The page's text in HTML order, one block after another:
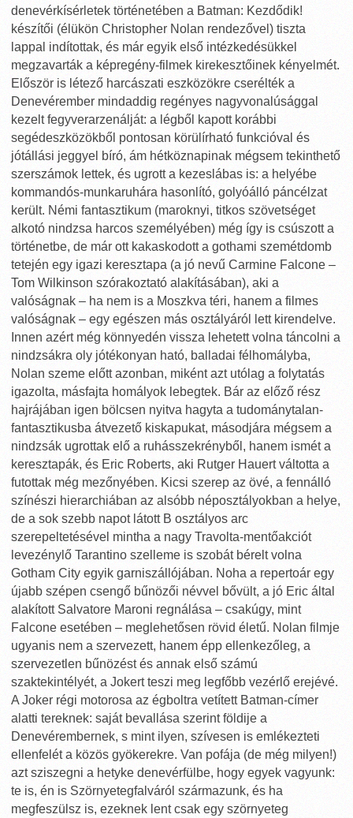
denevérkísérletek történetében a Batman: Kezdődik!
készítői (élükön Christopher Nolan rendezővel) tiszta
lappal indítottak, és már egyik első intézkedésükkel
megzavarták a képregény-filmek kirekesztőinek kényelmét.
Először is létező harcászati eszközökre cserélték a
Denevérember mindaddig regényes nagyvonalúsággal
kezelt fegyverarzenálját: a légből kapott korábbi
segédeszközökből pontosan körülírható funkcióval és
jótállási jeggyel bíró, ám hétköznapinak mégsem tekinthető
szerszámok lettek, és ugrott a kezeslábas is: a helyébe
kommandós-munkaruhára hasonlító, golyóálló páncélzat
került. Némi fantasztikum (maroknyi, titkos szövetséget
alkotó nindzsa harcos személyében) még így is csúszott a
történetbe, de már ott kakaskodott a gothami szemétdomb
tetején egy igazi keresztapa (a jó nevű Carmine Falcone –
Tom Wilkinson szórakoztató alakításában), aki a
valóságnak – ha nem is a Moszkva téri, hanem a filmes
valóságnak – egy egészen más osztályáról lett kirendelve.
Innen azért még könnyedén vissza lehetett volna táncolni a
nindzsákra oly jótékonyan ható, balladai félhomályba,
Nolan szeme előtt azonban, miként azt utólag a folytatás
igazolta, másfajta homályok lebegtek. Bár az előző rész
hajrájában igen bölcsen nyitva hagyta a tudománytalan-
fantasztikusba átvezető kiskapukat, másodjára mégsem a
nindzsák ugrottak elő a ruhásszekrényből, hanem ismét a
keresztapák, és Eric Roberts, aki Rutger Hauert váltotta a
futottak még mezőnyében. Kicsi szerep az övé, a fennálló
színészi hierarchiában az alsóbb néposztályokban a helye,
de a sok szebb napot látott B osztályos arc
szerepeltetésével mintha a nagy Travolta-mentőakciót
levezénylő Tarantino szelleme is szobát bérelt volna
Gotham City egyik garniszállójában. Noha a repertoár egy
újabb szépen csengő bűnözői névvel bővült, a jó Eric által
alakított Salvatore Maroni regnálása – csakúgy, mint
Falcone esetében – meglehetősen rövid életű. Nolan filmje
ugyanis nem a szervezett, hanem épp ellenkezőleg, a
szervezetlen bűnözést és annak első számú
szaktekintélyét, a Jokert teszi meg legfőbb vezérlő erejévé.
A Joker régi motorosa az égboltra vetített Batman-címer
alatti tereknek: saját bevallása szerint földije a
Denevérembernek, s mint ilyen, szívesen is emlékezteti
ellenfelét a közös gyökerekre. Van pofája (de még milyen!)
azt sziszegni a hetyke denevérfülbe, hogy egyek vagyunk:
te is, én is Szörnyetegfalváról származunk, és ha
megfeszülsz is, ezeknek lent csak egy szörnyeteg